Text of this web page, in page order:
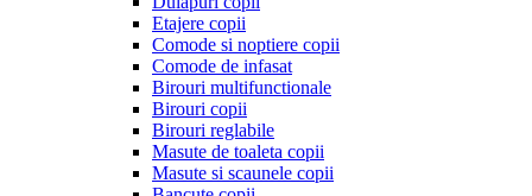
Etajere copii
Comode si noptiere copii
Comode de infasat
Birouri multifunctionale
Birouri copii
Birouri reglabile
Masute de toaleta copii
Masute si scaunele copii